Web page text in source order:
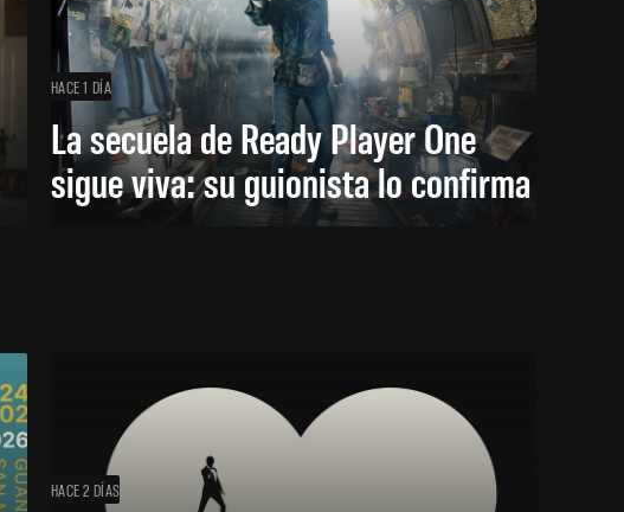
HACE 1 DÍA
La secuela de Ready Player One
sigue viva: su guionista lo confirma
HACE 2 DÍAS